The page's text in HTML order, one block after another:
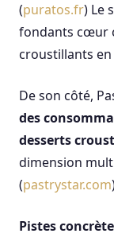
(puratos.fr) Le
fondants cœur
croustillants
De son côté,
des
desserts
dimension
(pastrystar.com
Pistes